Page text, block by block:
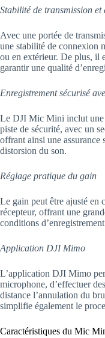
Stabilité de transmission et
Avec une portée de
une stabilité de connexion
ou en extérieur. De plus, il
garantir une qualité
Enregistrement sécurisé
Le DJI Mic Mini inclut une
piste de sécurité, avec un
offrant ainsi une assurance
distorsion du son.
Réglage pratique du gain
Le gain peut être ajusté en
récepteur, offrant une
conditions
Application DJI Mimo
L’application DJI Mimo
microphone, d’effectuer
distance l’annulation du
simplifie également le
Caractéristiques du Mic